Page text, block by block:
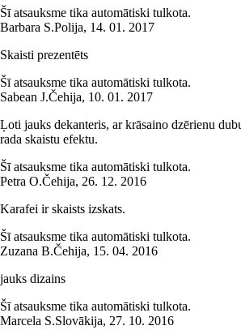
Šī atsauksme tika automātiski tulkota.
Barbara S.Polija, 14. 01. 2017
Skaisti prezentēts
Šī atsauksme tika automātiski tulkota.
Sabean J.Čehija, 10. 01. 2017
Ļoti jauks dekanteris, ar krāsaino dzērienu
rada skaistu efektu.
Šī atsauksme tika automātiski tulkota.
Petra O.Čehija, 26. 12. 2016
Karafei ir skaists izskats.
Šī atsauksme tika automātiski tulkota.
Zuzana B.Čehija, 15. 04. 2016
jauks dizains
Šī atsauksme tika automātiski tulkota.
Marcela S.Slovākija, 27. 10. 2016